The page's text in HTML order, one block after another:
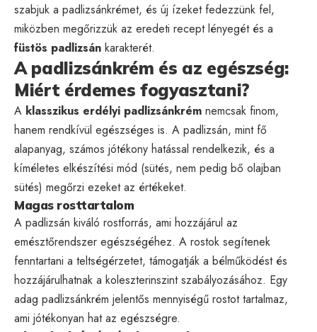
szabjuk a padlizsánkrémet, és új ízeket fedezzünk fel,
miközben megőrizzük az eredeti recept lényegét és a
füstös padlizsán karakterét.
A padlizsánkrém és az egészség:
Miért érdemes fogyasztani?
A klasszikus erdélyi padlizsánkrém nemcsak finom,
hanem rendkívül egészséges is. A padlizsán, mint fő
alapanyag, számos jótékony hatással rendelkezik, és a
kíméletes elkészítési mód (sütés, nem pedig bő olajban
sütés) megőrzi ezeket az értékeket.
Magas rosttartalom
A padlizsán kiváló rostforrás, ami hozzájárul az
emésztőrendszer egészségéhez. A rostok segítenek
fenntartani a teltségérzetet, támogatják a bélműködést és
hozzájárulhatnak a koleszterinszint szabályozásához. Egy
adag padlizsánkrém jelentős mennyiségű rostot tartalmaz,
ami jótékonyan hat az egészségre.